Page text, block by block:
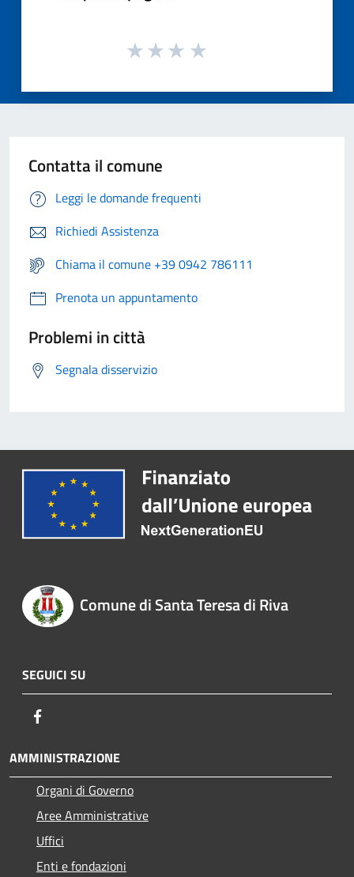
Contatta il comune
Leggi le domande frequenti
Richiedi Assistenza
Chiama il comune +39 0942 786111
Prenota un appuntamento
Problemi in città
Segnala disservizio
Comune di Santa Teresa di Riva
SEGUICI SU
AMMINISTRAZIONE
Organi di Governo
Aree Amministrative
Uffici
Enti e fondazioni